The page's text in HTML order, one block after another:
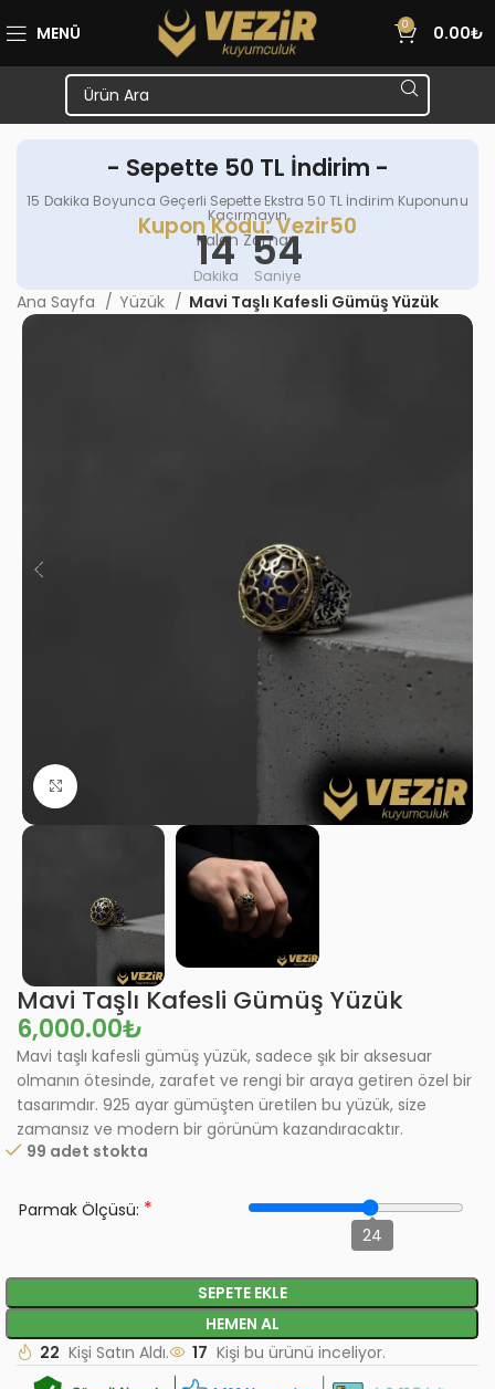
MENÜ 0 0.00₺
- Sepette 50 TL İndirim -
15 Dakika Boyunca Geçerli Sepette Ekstra 50 TL İndirim Kuponunu
Kaçırmayın
Kupon Kodu: Vezir50
Kalan Zaman
14
Dakika 54
Saniye
Ana Sayfa Yüzük Mavi Taşlı Kafesli Gümüş Yüzük
Mavi Taşlı Kafesli Gümüş Yüzük
₺
Mavi taşlı kafesli gümüş yüzük, sadece şık bir aksesuar
olmanın ötesinde, zarafet ve rengi bir araya getiren özel bir
tasarımdır. 925 ayar gümüşten üretilen bu yüzük, size
zamansız ve modern bir görünüm kazandıracaktır.
99 adet stokta
Parmak Ölçüsü: *
24
SEPETE EKLE
HEMEN AL
22 Kişi Satın Aldı. 17 Kişi bu ürünü inceliyor.